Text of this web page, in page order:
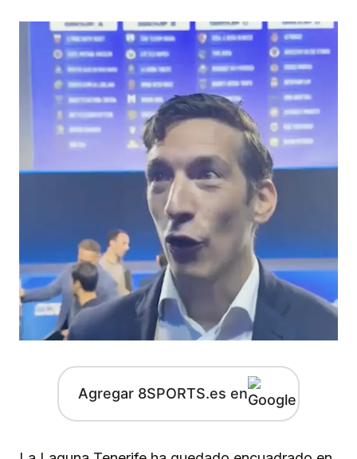
Agregar 8SPORTS.es en